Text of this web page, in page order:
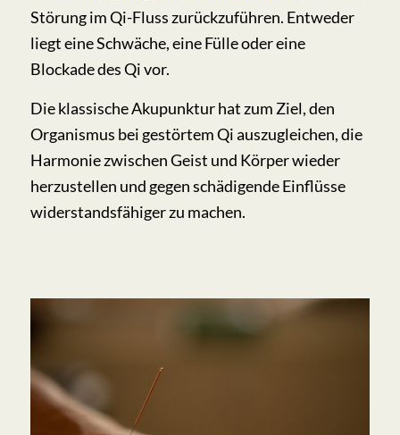
Störung im Qi-Fluss zurückzuführen. Entweder
liegt eine Schwäche, eine Fülle oder eine
Blockade des Qi vor.
Die klassische Akupunktur hat zum Ziel, den
Organismus bei gestörtem Qi auszugleichen, die
Harmonie zwischen Geist und Körper wieder
herzustellen und gegen schädigende Einflüsse
widerstandsfähiger zu machen.